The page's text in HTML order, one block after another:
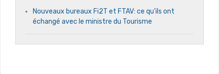
Nouveaux bureaux Fi2T et FTAV: ce qu’ils ont
échangé avec le ministre du Tourisme